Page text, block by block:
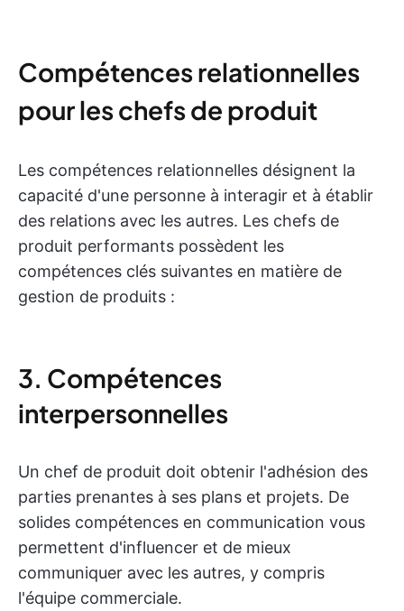
Compétences relationnelles
pour les chefs de produit
Les compétences relationnelles désignent la
capacité d'une personne à interagir et à établir
des relations avec les autres. Les chefs de
produit performants possèdent les
compétences clés suivantes en matière de
gestion de produits :
3. Compétences
interpersonnelles
Un chef de produit doit obtenir l'adhésion des
parties prenantes à ses plans et projets. De
solides compétences en communication vous
permettent d'influencer et de mieux
communiquer avec les autres, y compris
l'équipe commerciale.